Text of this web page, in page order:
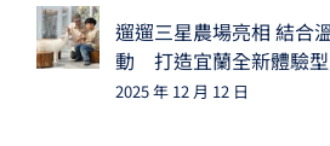
遛遛三星農場亮相 結合
動 打造宜蘭全新體驗
2025 年 12 月 12 日